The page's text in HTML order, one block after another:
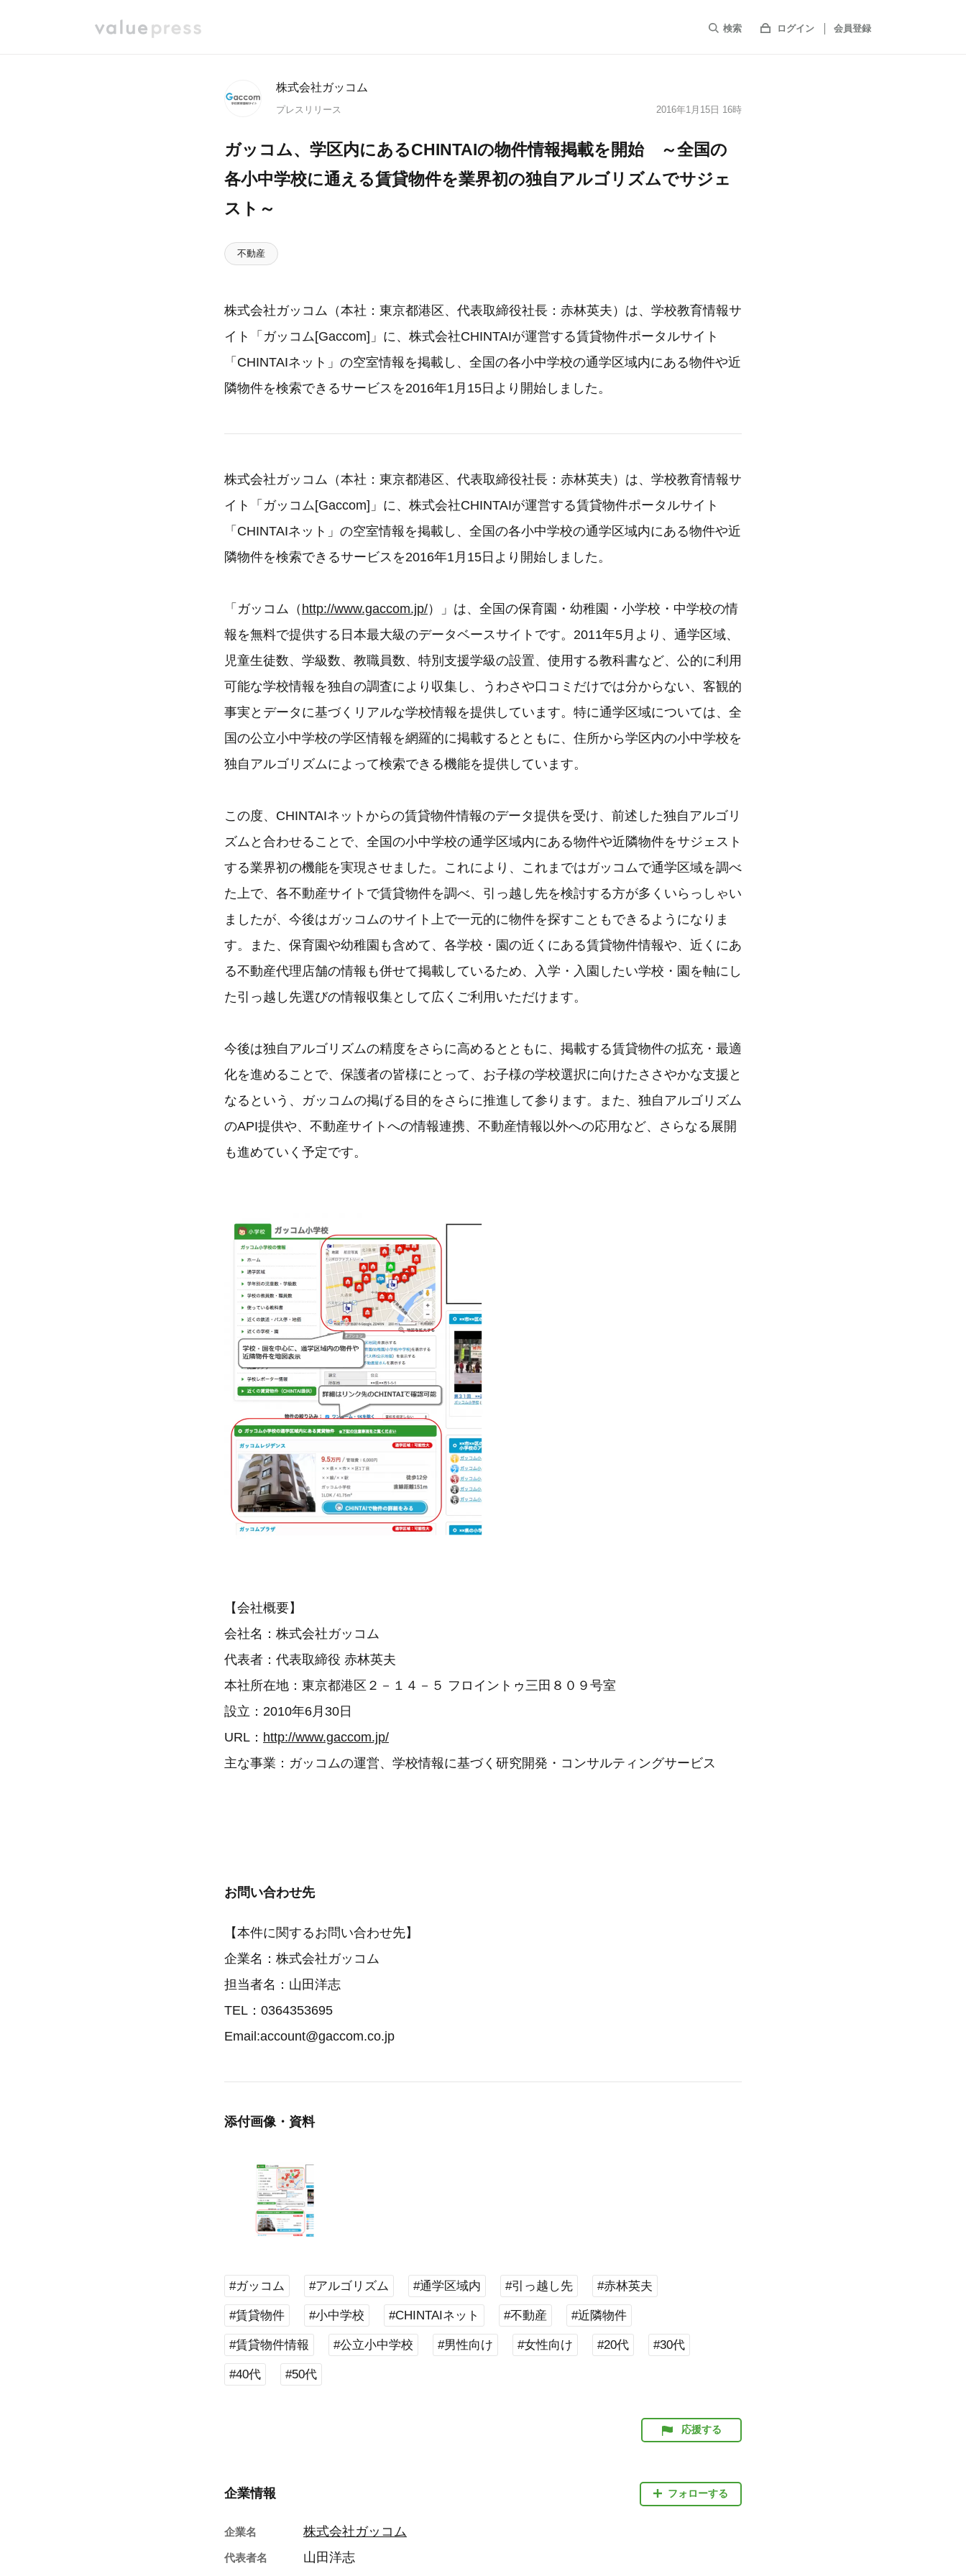
検索 ログイン 会員登録
株式会社ガッコム
プレスリリース 2016年1月15日 16時
ガッコム、学区内にあるCHINTAIの物件情報掲載を開始 ～全国の
各小中学校に通える賃貸物件を業界初の独自アルゴリズムでサジェ
スト～
不動産
株式会社ガッコム（本社：東京都港区、代表取締役社長：赤林英夫）は、学校教育情報サ
イト「ガッコム[Gaccom]」に、株式会社CHINTAIが運営する賃貸物件ポータルサイト
「CHINTAIネット」の空室情報を掲載し、全国の各小中学校の通学区域内にある物件や近
隣物件を検索できるサービスを2016年1月15日より開始しました。
株式会社ガッコム（本社：東京都港区、代表取締役社長：赤林英夫）は、学校教育情報サ
イト「ガッコム[Gaccom]」に、株式会社CHINTAIが運営する賃貸物件ポータルサイト
「CHINTAIネット」の空室情報を掲載し、全国の各小中学校の通学区域内にある物件や近
隣物件を検索できるサービスを2016年1月15日より開始しました。
「ガッコム（ http://www.gaccom.jp/）」は、全国の保育園・幼稚園・小学校・中学校の情
報を無料で提供する日本最大級のデータベースサイトです。2011年5月より、通学区域、
児童生徒数、学級数、教職員数、特別支援学級の設置、使用する教科書など、公的に利用
可能な学校情報を独自の調査により収集し、うわさや口コミだけでは分からない、客観的
事実とデータに基づくリアルな学校情報を提供しています。特に通学区域については、全
国の公立小中学校の学区情報を網羅的に掲載するとともに、住所から学区内の小中学校を
独自アルゴリズムによって検索できる機能を提供しています。
この度、CHINTAIネットからの賃貸物件情報のデータ提供を受け、前述した独自アルゴリ
ズムと合わせることで、全国の小中学校の通学区域内にある物件や近隣物件をサジェスト
する業界初の機能を実現させました。これにより、これまではガッコムで通学区域を調べ
た上で、各不動産サイトで賃貸物件を調べ、引っ越し先を検討する方が多くいらっしゃい
ましたが、今後はガッコムのサイト上で一元的に物件を探すこともできるようになりま
す。また、保育園や幼稚園も含めて、各学校・園の近くにある賃貸物件情報や、近くにあ
る不動産代理店舗の情報も併せて掲載しているため、入学・入園したい学校・園を軸にし
た引っ越し先選びの情報収集として広くご利用いただけます。
今後は独自アルゴリズムの精度をさらに高めるとともに、掲載する賃貸物件の拡充・最適
化を進めることで、保護者の皆様にとって、お子様の学校選択に向けたささやかな支援と
なるという、ガッコムの掲げる目的をさらに推進して参ります。また、独自アルゴリズム
のAPI提供や、不動産サイトへの情報連携、不動産情報以外への応用など、さらなる展開
も進めていく予定です。
【会社概要】
会社名：株式会社ガッコム
代表者：代表取締役 赤林英夫
本社所在地：東京都港区２－１４－５ フロイントゥ三田８０９号室
設立：2010年6月30日
URL： http://www.gaccom.jp/
主な事業：ガッコムの運営、学校情報に基づく研究開発・コンサルティングサービス
お問い合わせ先
【本件に関するお問い合わせ先】
企業名：株式会社ガッコム
担当者名：山田洋志
TEL：0364353695
Email:account@gaccom.co.jp
添付画像・資料
#ガッコム #アルゴリズム #通学区域内 #引っ越し先 #赤林英夫
#賃貸物件 #小中学校 #CHINTAIネット #不動産 #近隣物件
#賃貸物件情報 #公立小中学校 #男性向け #女性向け #20代 #30代
#40代 #50代
応援する
企業情報 フォローする
企業名 株式会社ガッコム
代表者名
山田洋志